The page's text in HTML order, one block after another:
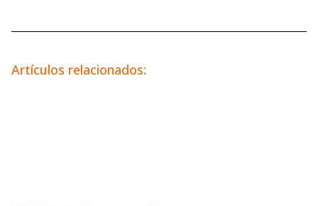
Artículos relacionados: